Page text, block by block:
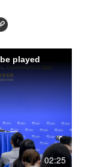
02:25
played